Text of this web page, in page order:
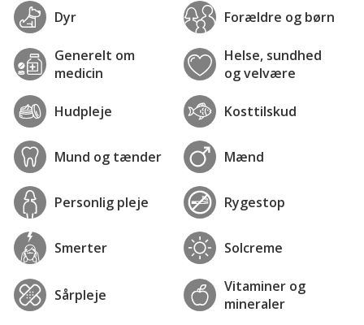
Dyr Forældre og børn
Generelt om
medicin
Helse, sundhed
og velvære
Hudpleje Kosttilskud
Mund og tænder Mænd
Personlig pleje Rygestop
Smerter Solcreme
Sårpleje
Vitaminer og
mineraler